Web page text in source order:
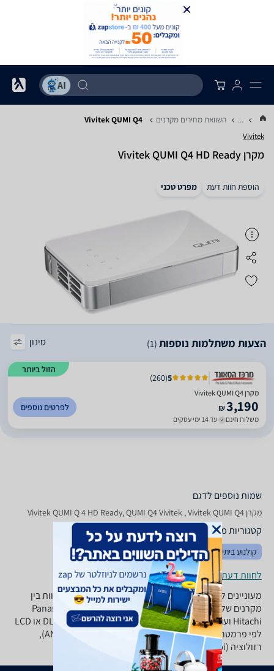
... השוואת מחירים מקרנים Vivitek QUMI Q4
Vivitek
מקרן Vivitek QUMI Q4 HD Ready
הוספת חוות דעת מפרט טכני
הצעות משתלמות נוספות(1) סינון
הזול ביותר
5
(
260
)
מקרן Vivitek QUMI Q4
₪3,190
משלוח חינם עד 14 ימי עסקים
לפרטים נוספים
שמות נוספים לדגם
מקרן Vivitek QUMI Q 4 HD Ready, QUMI Q4 Vivitek , Vivitek QUMI Q4
קטגוריות משלימות
קולנוע ביתי טלויזיות מתקני תלייה
לחוות דעת ופרטי החנויות
מעוניינים לרכוש מקרן? ב-zap השוואת מחירים תוכלו להשוות בין
מקרנים של מיטב היצרנים: BenQ, טושיבה, Panasonic, Epson,
Hitachi ועוד. התאימו את סוג המקרן האידיאלי עבורכם: DLP או LCD
לפי פרמטרים של יחס ניגודיות, עצמת הארה (ANSI Lumens),
רזולוציה (dpi), תלת מימד, מרחק הקרנה ועוד.